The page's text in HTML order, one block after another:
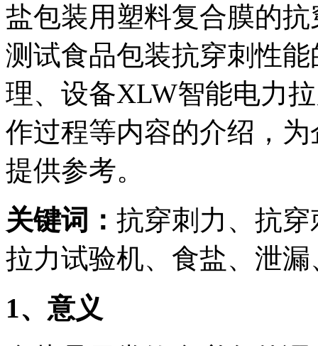
盐包装用塑料复合膜的
测试食品包装抗穿刺性
理、设备XLW智能电力
作过程等内容的介绍，
提供参考。
关键词： 抗穿刺力、抗
拉力试验机、食盐、泄
1、意义